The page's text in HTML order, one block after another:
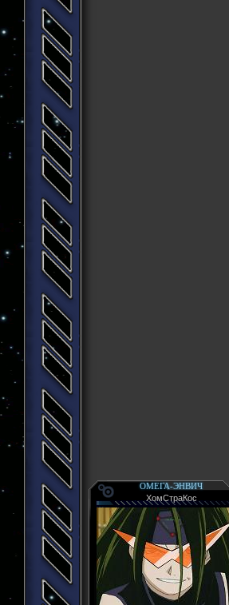
ОМЕГА-ЭНВИЧ
ХомСтраКос